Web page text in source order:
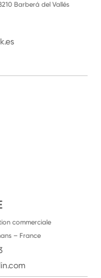
Barberá del Vallés
commerciale
– France